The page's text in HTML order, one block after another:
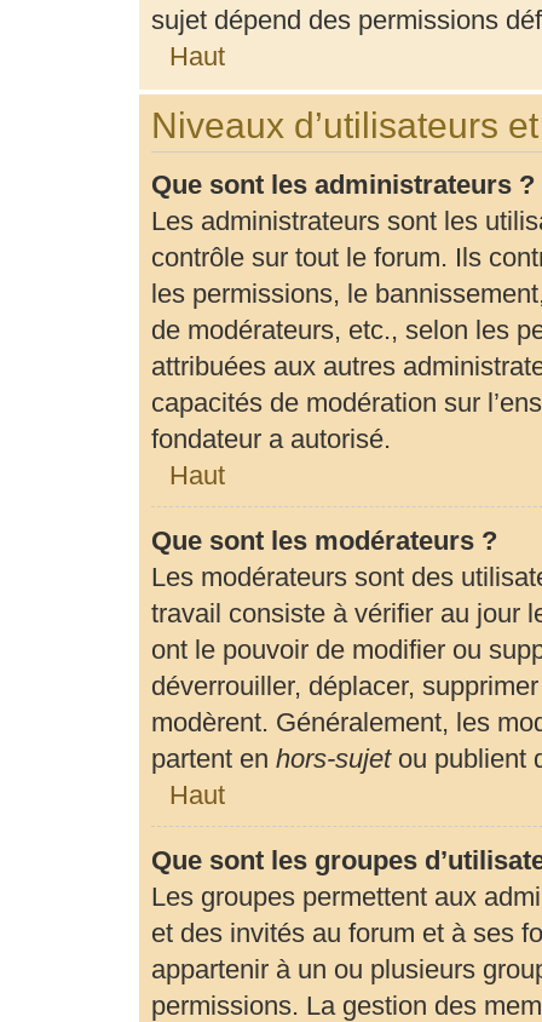
sujet dépend des permissions
Haut
Niveaux d’utilisateurs
Que sont les administrateurs ?
Les administrateurs sont les
contrôle sur tout le forum. Ils
les permissions, le
de modérateurs, etc., selon les
attribuées aux autres
capacités de modération sur
fondateur a autorisé.
Haut
Que sont les modérateurs ?
Les modérateurs sont des
travail consiste à vérifier au jour
ont le pouvoir de modifier ou
déverrouiller, déplacer,
modèrent. Généralement, les
partent en hors-sujetou publient
Haut
Que sont les groupes
Les groupes permettent aux
et des invités au forum et à ses
appartenir à un ou plusieurs
permissions. La gestion des